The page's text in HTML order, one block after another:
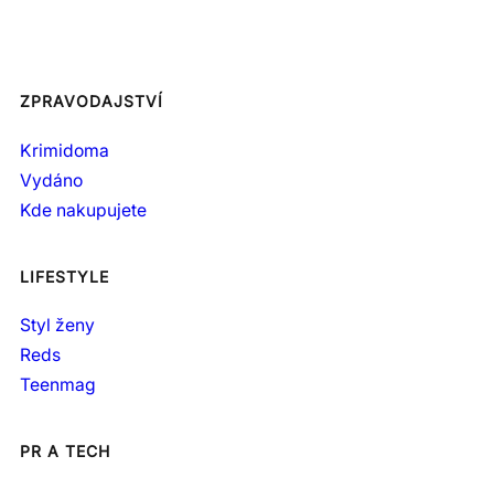
ZPRAVODAJSTVÍ
Krimidoma
Vydáno
Kde nakupujete
LIFESTYLE
Styl ženy
Reds
Teenmag
PR A TECH